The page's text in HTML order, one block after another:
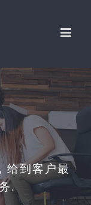
给到客户最
.